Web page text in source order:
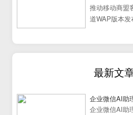
推动移动商盟
道WAP版本
最新文
企业微信AI助
企业微信AI助